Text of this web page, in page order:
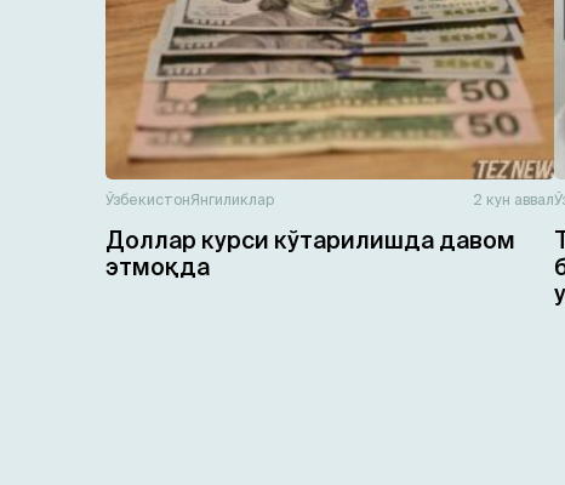
ЎзбекистонЯнгиликлар 2 кун аввал
Доллар курси кўтарилишда давом
этмоқда